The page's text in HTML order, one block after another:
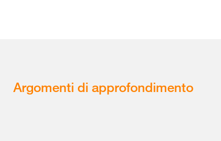
Argomenti di approfondimento